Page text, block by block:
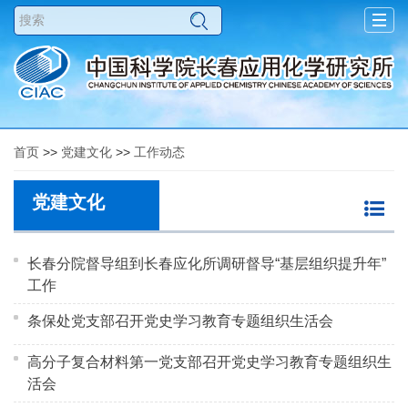
首页 >> 党建文化 >> 工作动态
党建文化
长春分院督导组到长春应化所调研督导“基层组织提升年”
工作
条保处党支部召开党史学习教育专题组织生活会
高分子复合材料第一党支部召开党史学习教育专题组织生
活会